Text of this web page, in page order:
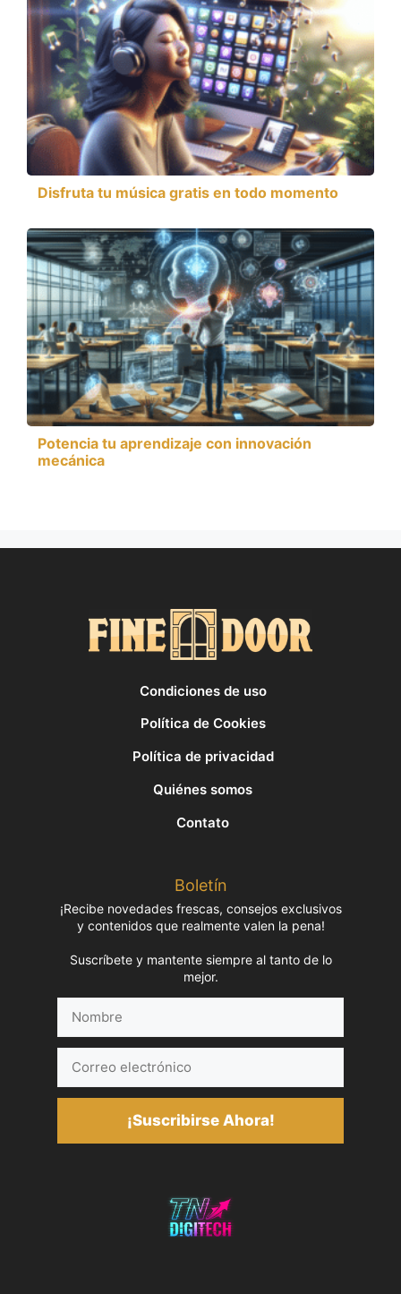
Disfruta tu música gratis en todo momento
Potencia tu aprendizaje con innovación
mecánica
Condiciones de uso
Política de Cookies
Política de privacidad
Quiénes somos
Contato
Boletín
¡Recibe novedades frescas, consejos exclusivos
y contenidos que realmente valen la pena!
Suscríbete y mantente siempre al tanto de lo
mejor.
electrónico
¡Suscribirse Ahora!